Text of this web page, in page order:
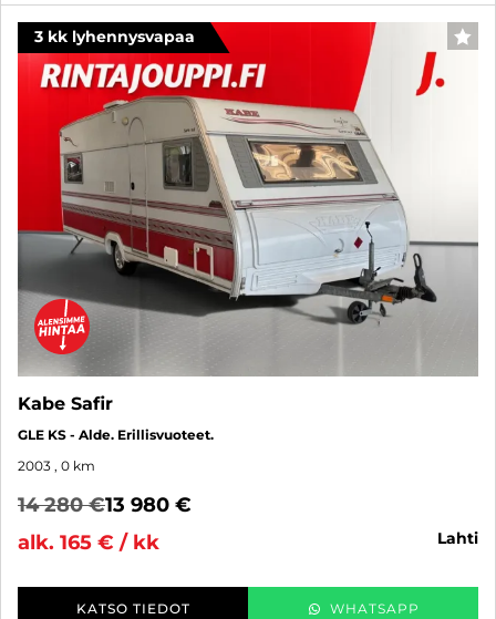
3 kk lyhennysvapaa
Kabe Safir
GLE KS - Alde. Erillisvuoteet.
2003 , 0 km
14 280 €13 980 €
alk. 165 € / kk
lahti
KATSO TIEDOT WHATSAPP